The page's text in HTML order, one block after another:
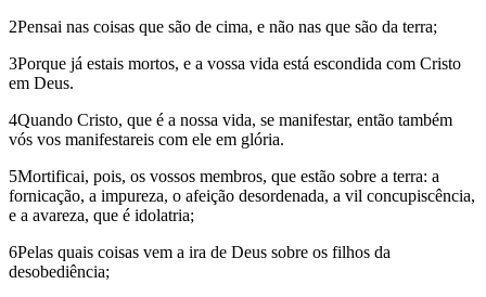
2Pensai nas coisas que são de cima, e não nas que são da terra;
3Porque já estais mortos, e a vossa vida está escondida com Cristo
em Deus.
4Quando Cristo, que é a nossa vida, se manifestar, então também
vós vos manifestareis com ele em glória.
5Mortificai, pois, os vossos membros, que estão sobre a terra: a
fornicação, a impureza, o afeição desordenada, a vil concupiscência,
e a avareza, que é idolatria;
6Pelas quais coisas vem a ira de Deus sobre os filhos da
desobediência;